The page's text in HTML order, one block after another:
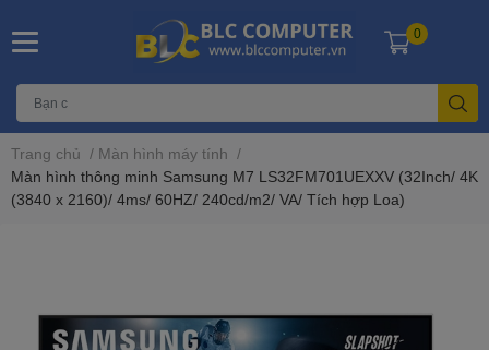
0
Trang chủ / Màn hình máy tính /
Màn hình thông minh Samsung M7 LS32FM701UEXXV (32Inch/ 4K
(3840 x 2160)/ 4ms/ 60HZ/ 240cd/m2/ VA/ Tích hợp Loa)